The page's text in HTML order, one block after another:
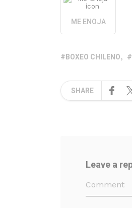
ME ENOJA
BOXEO CHILENO
SHARE
Leave a